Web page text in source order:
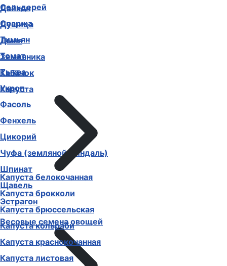
Сельдерей
Спаржа
Тимьян
Томат
Тыква
Укроп
Фасоль
Фенхель
Цикорий
Чуфа (земляной миндаль)
Шпинат
Щавель
Эстрагон
Весовые семена овощей
Дайкон
Душица
Дыня
Земляника
Кабачок
Капуста
Капуста белокочанная
Капуста брокколи
Капуста брюссельская
Капуста кольраби
Капуста краснокочанная
Капуста листовая